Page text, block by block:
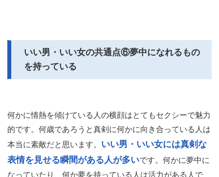
いい男・いい女の共通点⑥夢中になれるもの
を持っている
何かに情熱を傾けている人の横顔はとてもセクシーで魅力
的です。何歳であろうと真剣に何かに向き合っている人は
本当に素敵だと思います。 いい男・いい女には真剣な
表情を見せる瞬間がある人が多いです。何かに夢中に
なっていたり、何か夢を持っている人は活力がある人で